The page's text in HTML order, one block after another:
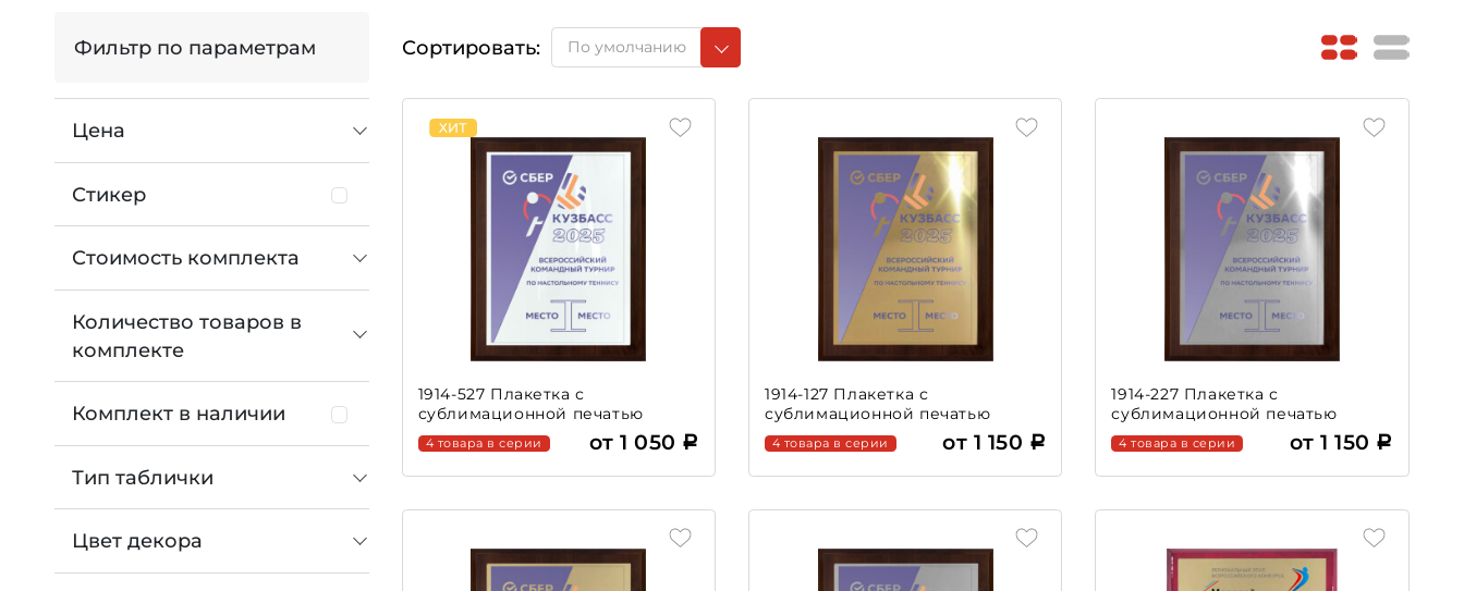
Фильтр по параметрам
Цена
Стикер
Стоимость комплекта
Количество товаров в
комплекте
Комплект в наличии
Тип таблички
Цвет декора
Сортировать: По умолчанию
1914-527 Плакетка с
сублимационной печатью
4 товара в серии от 1 050
1914-127 Плакетка с
сублимационной печатью
4 товара в серии от 1 150
1914-227 Плакетка с
сублимационной печатью
4 товара в серии от 1 150